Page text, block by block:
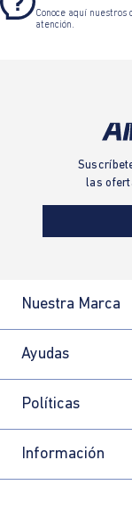
Conoce aquí nuestros
atención.
las
Nuestra Marca
Ayudas
Políticas
Información